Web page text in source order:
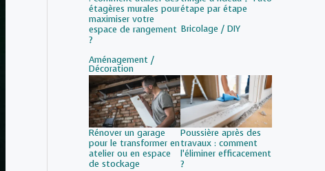
étagères murales pour
maximiser votre
espace de rangement
?
Par rapport à
Aménagement /
Décoration
étape par étape
Par rapport à
Bricolage / DIY
Rénover un garage
pour le transformer en
atelier ou en espace
de stockage
Poussière après des
travaux : comment
l’éliminer efficacement
?